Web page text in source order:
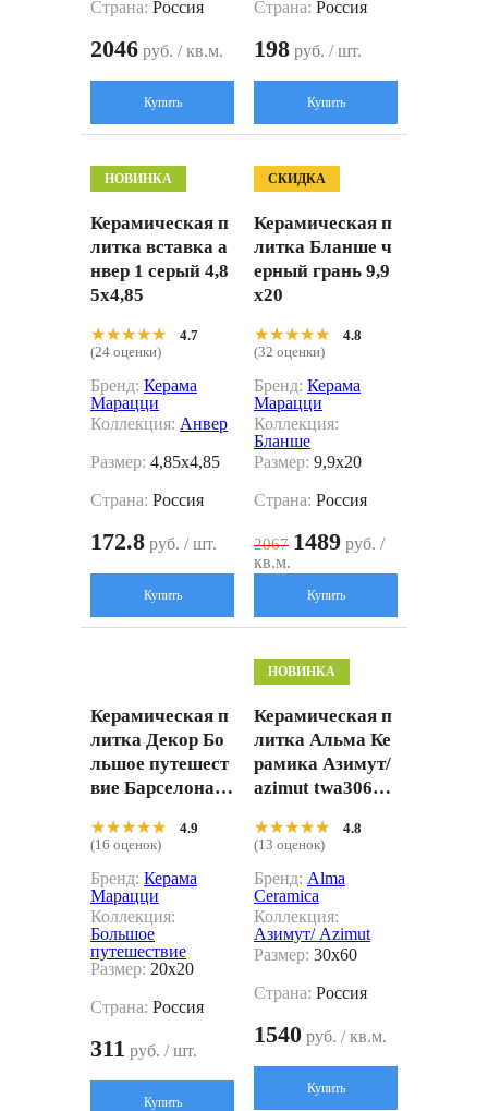
Страна: Россия
2046 руб. / кв.м.
Купить
Страна: Россия
198 руб. / шт.
Купить
НОВИНКА
Керамическая п
литка вставка а
нвер 1 серый 4,8
5x4,85
★★★★★
★★★★★
4.7
(24 оценки)
Бренд: Керама
Марацци
Коллекция: Анвер
Размер: 4,85x4,85
Страна: Россия
172.8 руб. / шт.
Купить
СКИДКА
Керамическая п
литка Бланше ч
ерный грань 9,9
x20
★★★★★
★★★★★
4.8
(32 оценки)
Бренд: Керама
Марацци
Коллекция:
Бланше
Размер: 9,9x20
Страна: Россия
2067 1489 руб. /
кв.м.
Купить
Керамическая п
литка Декор Бо
льшое путешест
вие Барселона 2
★★★★★
★★★★★
4.9
(16 оценок)
Бренд: Керама
Марацци
Коллекция:
Большое
путешествие
Размер: 20x20
Страна: Россия
311 руб. / шт.
Купить
НОВИНКА
Керамическая п
литка Альма Ке
рамика Азимут/
azimut twa3060a
0x60
★★★★★
★★★★★
4.8
(13 оценок)
Бренд: Alma
Ceramica
Коллекция:
Азимут/ Azimut
Размер: 30x60
Страна: Россия
1540 руб. / кв.м.
Купить